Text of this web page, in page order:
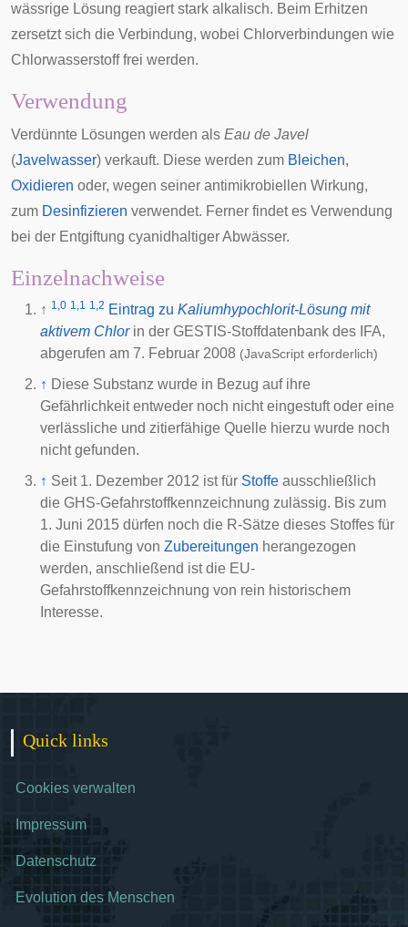
wässrige Lösung reagiert stark alkalisch. Beim Erhitzen
zersetzt sich die Verbindung, wobei Chlorverbindungen wie
Chlorwasserstoff frei werden.
Verwendung
Verdünnte Lösungen werden als Eau de Javel
(Javelwasser) verkauft. Diese werden zum Bleichen,
Oxidieren oder, wegen seiner antimikrobiellen Wirkung,
zum Desinfizieren verwendet. Ferner findet es Verwendung
bei der Entgiftung cyanidhaltiger Abwässer.
Einzelnachweise
↑ 1,0 1,1 1,2 Eintrag zu Kaliumhypochlorit-Lösung mit
aktivem Chlorin der GESTIS-Stoffdatenbank des IFA,
abgerufen am 7. Februar 2008 (JavaScript erforderlich)
↑ Diese Substanz wurde in Bezug auf ihre
Gefährlichkeit entweder noch nicht eingestuft oder eine
verlässliche und zitierfähige Quelle hierzu wurde noch
nicht gefunden.
↑ Seit 1. Dezember 2012 ist für Stoffe ausschließlich
die GHS-Gefahrstoffkennzeichnung zulässig. Bis zum
1. Juni 2015 dürfen noch die R-Sätze dieses Stoffes für
die Einstufung von Zubereitungen herangezogen
werden, anschließend ist die EU-
Gefahrstoffkennzeichnung von rein historischem
Interesse.
Quick links
Cookies verwalten
Impressum
Datenschutz
Evolution des Menschen